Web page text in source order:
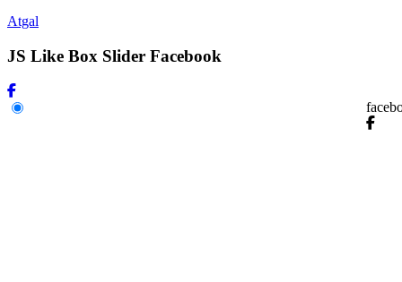
Atgal
JS Like Box Slider Facebook